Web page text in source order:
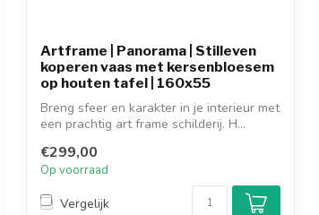
Artframe | Panorama | Stilleven
koperen vaas met kersenbloesem
op houten tafel | 160x55
Breng sfeer en karakter in je interieur met
een prachtig art frame schilderij. H...
€299,00
Op voorraad
Vergelijk